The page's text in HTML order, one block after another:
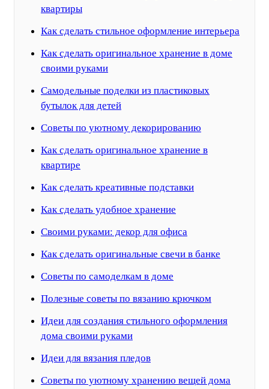
квартиры
Как сделать стильное оформление интерьера
Как сделать оригинальное хранение в доме
своими руками
Самодельные поделки из пластиковых
бутылок для детей
Советы по уютному декорированию
Как сделать оригинальное хранение в
квартире
Как сделать креативные подставки
Как сделать удобное хранение
Своими руками: декор для офиса
Как сделать оригинальные свечи в банке
Советы по самоделкам в доме
Полезные советы по вязанию крючком
Идеи для создания стильного оформления
дома своими руками
Идеи для вязания пледов
Советы по уютному хранению вещей дома